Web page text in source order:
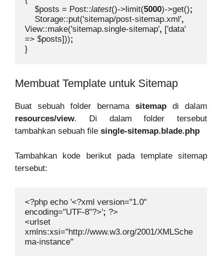
$posts = Post::latest()->limit(5000)->get();
Storage::put('sitemap/post-sitemap.xml'
View::make('sitemap.single-sitemap', ['data'
=> $posts]))
}
Membuat Template untuk Sitemap
Buat sebuah folder bernama sitemap di dalam
resources/view. Di dalam folder tersebut
tambahkan sebuah file single-sitemap.blade.php
Tambahkan kode berikut pada template sitemap
tersebut:
<?php echo '<?xml version="1.0"
encoding="UTF-8"?>'; ?>
<urlset
xmlns:xsi="http://www.w3.org/2001/XMLSche
ma-instance"